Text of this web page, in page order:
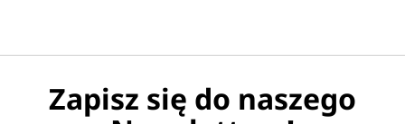
Zapisz się do naszego